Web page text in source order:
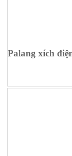
Palang xích